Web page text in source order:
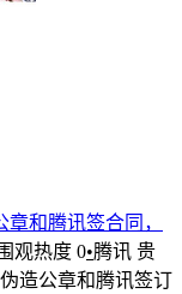
和腾讯签合同，
围观热度 0•腾讯 贵
造公章和腾讯签订